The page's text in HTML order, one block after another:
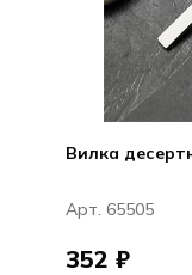
Вилка
Арт. 65505
352 ₽